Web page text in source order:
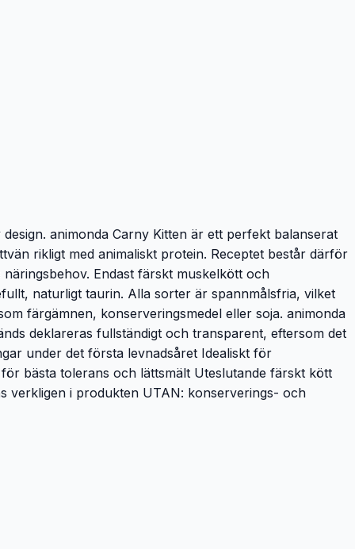
animonda Carny Kitten är ett perfekt balanserat
rikligt med animaliskt protein. Receptet består därför
Endast färskt muskelkött och
naturligt taurin. Alla sorter är spannmålsfria, vilket
färgämnen, konserveringsmedel eller soja. animonda
deklareras fullständigt och transparent, eftersom det
under det första levnadsåret Idealiskt för
bästa tolerans och lättsmält Uteslutande färskt kött
verkligen i produkten UTAN: konserverings- och